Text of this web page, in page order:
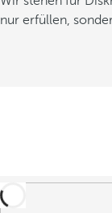
nur erfüllen,